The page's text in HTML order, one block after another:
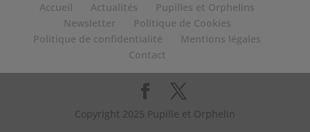
Accueil Actualités
Pupilles et Orphelins
Newsletter
Politique de Cookies
Politique de confidentialité
Mentions légales
Contact
Copyright 2025 Pupille et Orphelin